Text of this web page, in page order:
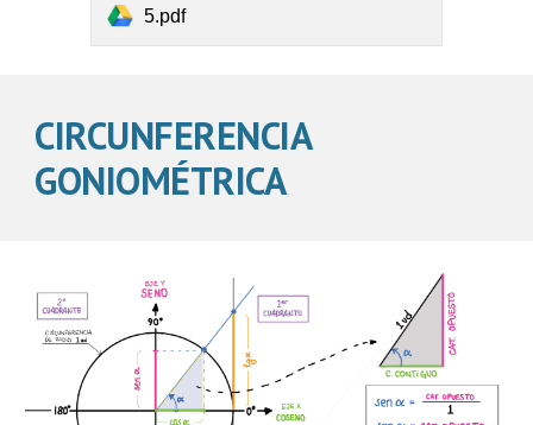
5.pdf
CIRCUNFERENCIA
GONIOMÉTRICA